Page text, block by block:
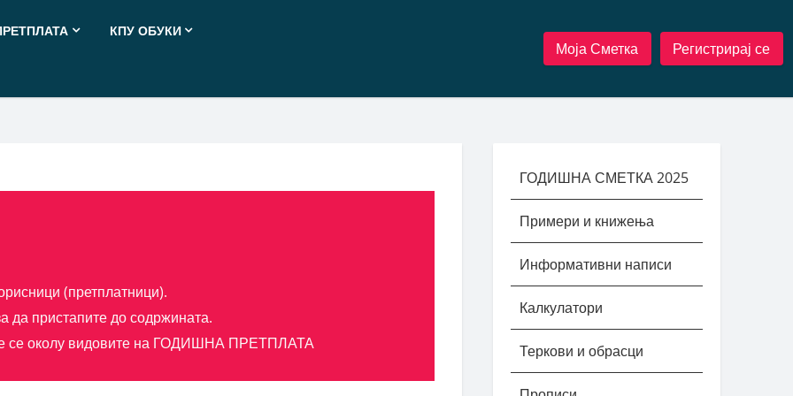
КПУ ОБУКИ
Моја Сметка Регистрирај се
(претплатници).
да пристапите до содржината.
се околу видовите на ГОДИШНА ПРЕТПЛАТА
ГОДИШНА СМЕТКА 2025
Примери и книжења
Информативни написи
Калкулатори
Теркови и обрасци